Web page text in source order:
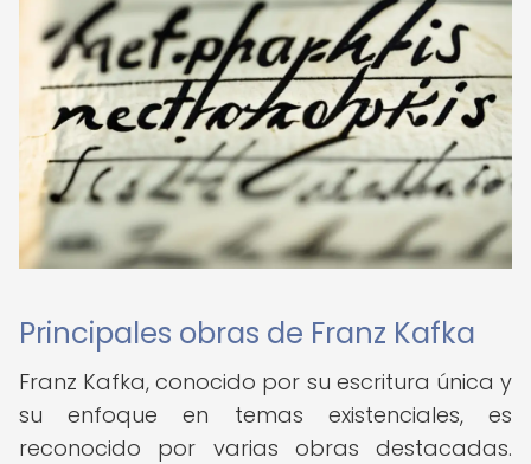
Principales obras de Franz Kafka
Franz Kafka, conocido por su escritura única y
su enfoque en temas existenciales, es
reconocido por varias obras destacadas.